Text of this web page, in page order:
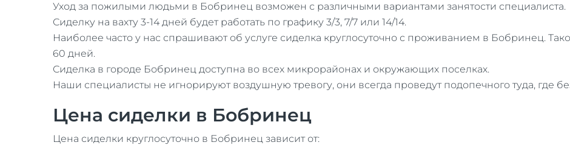
Уход за пожилыми людьми в Бобринец возможен с различными вариантами занятости специалиста.
Сиделку на вахту 3-14 дней будет работать по графику 3/3, 7/7 или 14/14.
Наиболее часто у нас спрашивают об услуге сиделка круглосуточно с проживанием в Бобринец.
60 дней.
Сиделка в городе Бобринец доступна во всех микрорайонах и окружающих поселках.
Наши специалисты не игнорируют воздушную тревогу, они всегда проведут подопечного туда, где
Цена сиделки в Бобринец
Цена сиделки круглосуточно в Бобринец зависит от: